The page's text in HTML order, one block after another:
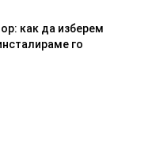
как да изберем
го